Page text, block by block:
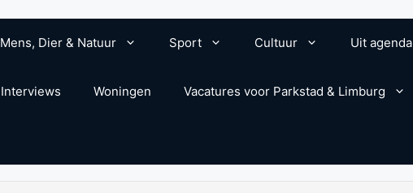
Mens, Dier & Natuur Sport Cultuur Uit agenda
Interviews Woningen Vacatures voor Parkstad & Limburg